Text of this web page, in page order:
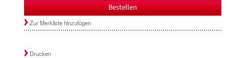
Bestellen
Zur Merkliste hinzufügen
Drucken